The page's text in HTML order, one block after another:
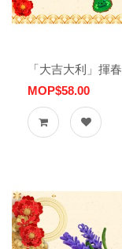
「大吉大利」揮春
MOP$58.00